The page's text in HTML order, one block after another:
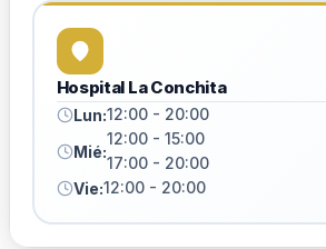
Hospital La Conchita
Lun:12:00 - 20:00
Mié:
12:00 - 15:00
17:00 - 20:00
Vie:12:00 - 20:00